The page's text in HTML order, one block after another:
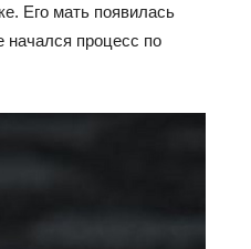
Его мать появилась
начался процесс по